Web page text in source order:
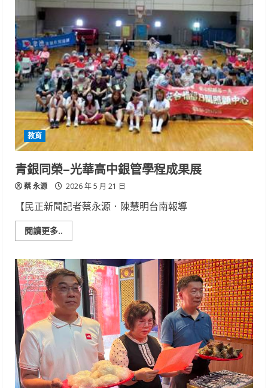
大
餐
飲
系
技
壓
群
雄
2026
健
行
好
棒
盃、
金
盃
咖
啡
拉
狂
雙
料
冠
教育
青銀同榮–光華高中銀管學程成果展
蔡 永源 2026 年 5 月 21 日
【民正新聞記者蔡永源．陳慧明台南報導
閱讀更多..
more
銀
同
榮
–
光
華
高
中
銀
程
果
展